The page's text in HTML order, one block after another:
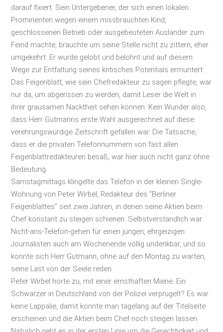
darauf fixiert. Sein Untergebener, der sich einen lokalen
Prominenten wegen einem missbrauchten Kind,
geschlossenen Betrieb oder ausgebeuteten Ausländer zum
Feind machte, brauchte um seine Stelle nicht zu zittern, eher
umgekehrt: Er wurde gelobt und belohnt und auf diesem
Wege zur Entfaltung seines kritisches Potentials ermuntert.
Das Feigenblatt, wie sein Chefredakteur zu sagen pflegte, war
nur da, um abgerissen zu werden, damit Leser die Welt in
ihrer grausamen Nacktheit sehen können. Kein Wunder also,
dass Herr Gutmanns erste Wahl ausgerechnet auf diese
verehrungswürdige Zeitschrift gefallen war. Die Tatsache,
dass er die privaten Telefonnummern von fast allen
Feigenblattredakteuren besaß, war hier auch nicht ganz ohne
Bedeutung.
Samstagmittags klingelte das Telefon in der kleinen Single-
Wohnung von Peter Wirbel, Redakteur des "Berliner
Feigenblattes" seit zwei Jahren, in denen seine Aktien beim
Chef konstant zu steigen schienen. Selbstverständlich war
Nicht-ans-Telefon-gehen für einen jungen, ehrgeizigen
Journalisten auch am Wochenende völlig undenkbar, und so
konnte sich Herr Gutmann, ohne auf den Montag zu warten,
seine Last von der Seele reden.
Peter Wirbel hörte zu, mit einer ernsthaften Miene. Ein
Schwarzer in Deutschland von der Polizei verprügelt? Es war
keine Lappalie, damit könnte man tagelang auf der Titelseite
erscheinen und die Aktien beim Chef noch steigen lassen.